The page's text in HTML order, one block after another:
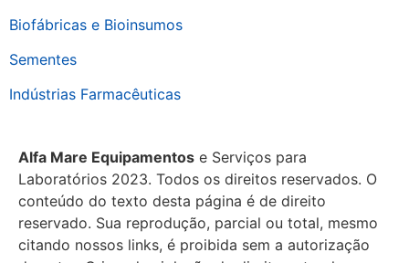
Biofábricas e Bioinsumos
Sementes
Indústrias Farmacêuticas
Alfa Mare Equipamentos e Serviços para
Laboratórios 2023. Todos os direitos reservados. O
conteúdo do texto desta página é de direito
reservado. Sua reprodução, parcial ou total, mesmo
citando nossos links, é proibida sem a autorização